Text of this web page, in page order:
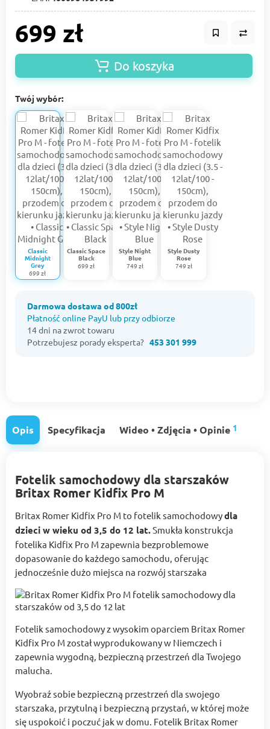
699 zł
Do koszyka
Twój wybór:
Classic
Midnight
Grey
699 zł
Classic Space
Black
699 zł
Style Night
Blue
749 zł
Style Dusty
Rose
749 zł
Darmowa dostawa od 800zł
Płatność online PayU lub przy odbiorze
14 dni na zwrot towaru
Potrzebujesz porady eksperta? 453 301 999
Opis Specyfikacja Wideo • Zdjęcia • Opinie 1
Fotelik samochodowy dla starszaków
Britax Romer Kidfix Pro M
Britax Romer Kidfix Pro M to fotelik samochodowydla
dzieci w wieku od 3,5 do 12 lat.Smukła konstrukcja
fotelika Kidfix Pro M zapewnia bezproblemowe
dopasowanie do każdego samochodu, oferując
jednocześnie dużo miejsca na rozwój starszaka
Fotelik samochodowy z wysokim oparciem Britax Romer
Kidfix Pro M został wyprodukowany w Niemczech i
zapewnia wygodną, bezpieczną przestrzeń dla Twojego
malucha.
Wyobraź sobie bezpieczną przestrzeń dla swojego
starszaka, przytulną i bezpieczną przystań, w której może
się uspokoić i poczuć jak w domu. Fotelik Britax Romer